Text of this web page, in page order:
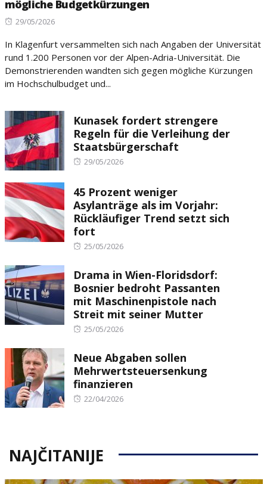
mögliche Budgetkürzungen
Posted
29/05/2026
In Klagenfurt versammelten sich nach Angaben der Universität
rund 1.200 Personen vor der Alpen-Adria-Universität. Die
Demonstrierenden wandten sich gegen mögliche Kürzungen
im Hochschulbudget und...
Kunasek fordert strengere
Regeln für die Verleihung der
Staatsbürgerschaft
Posted
29/05/2026
45 Prozent weniger
Asylanträge als im Vorjahr:
Rückläufiger Trend setzt sich
fort
Posted
25/05/2026
Drama in Wien-Floridsdorf:
Bosnier bedroht Passanten
mit Maschinenpistole nach
Streit mit seiner Mutter
Posted
25/05/2026
Neue Abgaben sollen
Mehrwertsteuersenkung
finanzieren
Posted
22/04/2026
NAJČITANIJE